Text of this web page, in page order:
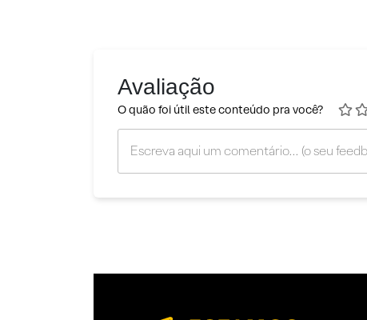
Avaliação
O quão foi útil este conteúdo pra você?